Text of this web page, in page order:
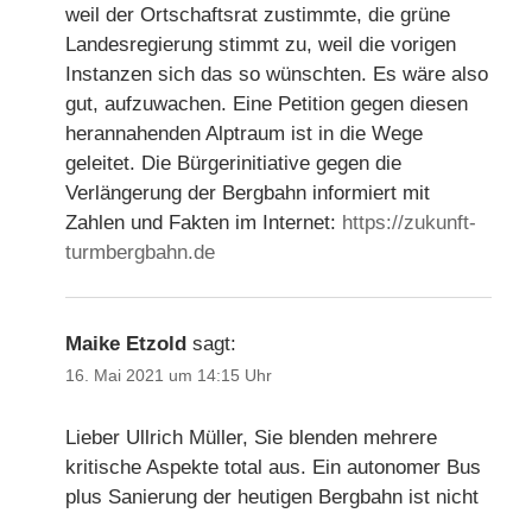
weil der Ortschaftsrat zustimmte, die grüne
Landesregierung stimmt zu, weil die vorigen
Instanzen sich das so wünschten. Es wäre also
gut, aufzuwachen. Eine Petition gegen diesen
herannahenden Alptraum ist in die Wege
geleitet. Die Bürgerinitiative gegen die
Verlängerung der Bergbahn informiert mit
Zahlen und Fakten im Internet: https://zukunft-
turmbergbahn.de
Maike Etzold sagt:
16. Mai 2021 um 14:15 Uhr
Lieber Ullrich Müller, Sie blenden mehrere
kritische Aspekte total aus. Ein autonomer Bus
plus Sanierung der heutigen Bergbahn ist nicht